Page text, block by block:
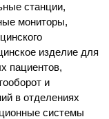
станции,
мониторы,
изделие для
пациентов,
и
в отделениях
системы